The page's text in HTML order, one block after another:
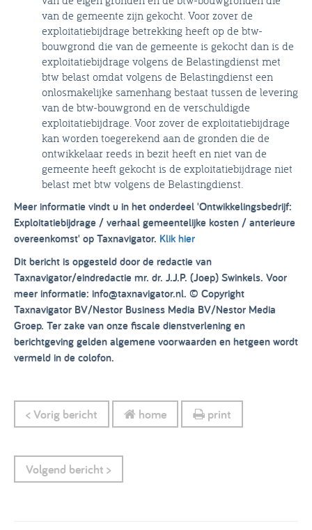
van de gemeente zijn gekocht. Voor zover de
exploitatiebijdrage betrekking heeft op de btw-
bouwgrond die van de gemeente is gekocht dan is de
exploitatiebijdrage volgens de Belastingdienst met
btw belast omdat volgens de Belastingdienst een
onlosmakelijke samenhang bestaat tussen de levering
van de btw-bouwgrond en de verschuldigde
exploitatiebijdrage. Voor zover de exploitatiebijdrage
kan worden toegerekend aan de gronden die de
ontwikkelaar reeds in bezit heeft en niet van de
gemeente heeft gekocht is de exploitatiebijdrage niet
belast met btw volgens de Belastingdienst.
Meer informatie vindt u in het onderdeel 'Ontwikkelingsbedrijf:
Exploitatiebijdrage / verhaal gemeentelijke kosten / anterieure
overeenkomst' op Taxnavigator. Klik hier
Dit bericht is opgesteld door de redactie van
Taxnavigator/eindredactie mr. dr. J.J.P. (Joep) Swinkels. Voor
meer informatie: info@taxnavigator.nl. © Copyright
Taxnavigator BV/Nestor Business Media BV/Nestor Media
Groep. Ter zake van onze fiscale dienstverlening en
berichtgeving gelden algemene voorwaarden en hetgeen wordt
vermeld in de colofon.
< Vorig bericht home print
Volgend bericht >